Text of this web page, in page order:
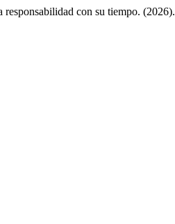
con su tiempo. (2026).